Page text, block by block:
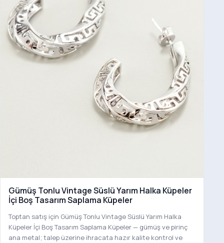
Gümüş Tonlu Vintage Süslü Yarım Halka Küpeler
İçi Boş Tasarım Saplama Küpeler
Toptan satış için Gümüş Tonlu Vintage Süslü Yarım Halka
Küpeler İçi Boş Tasarım Saplama Küpeler — gümüş ve pirinç
ana metal; talep üzerine ihracata hazır kalite kontrol ve